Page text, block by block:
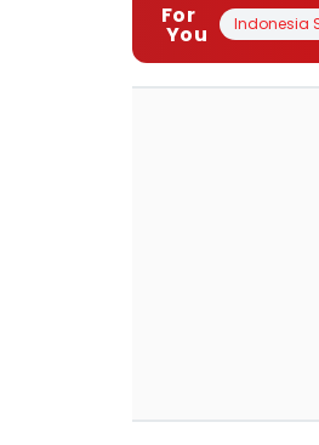
For
You Indonesia